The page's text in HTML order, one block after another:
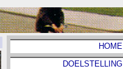
HOME
DOELSTELLING